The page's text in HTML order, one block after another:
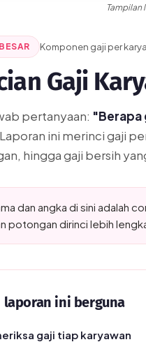
Tampilan
Komponen gaji per
Gaji
pertanyaan: "Berapa
Laporan ini merinci gaji
hingga gaji bersih
dan angka di sini adalah
potongan dirinci lebih
laporan ini berguna
gaji tiap karyawan